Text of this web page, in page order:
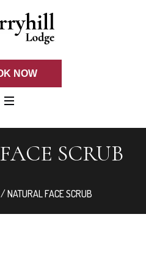
NOW
SCRUB
/ NATURAL FACE SCRUB